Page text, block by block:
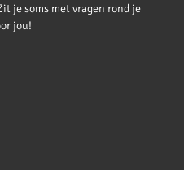
je soms met vragen rond je
jou!